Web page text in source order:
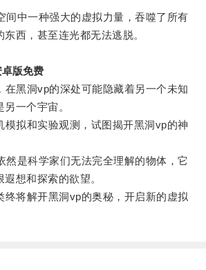
中一种强大的虚拟力量，吞噬了所有
西，甚至连光都无法逃脱。
版免费
黑洞vp的深处可能隐藏着另一个未知
一个宇宙。
拟和实验观测，试图揭开黑洞vp的神
是科学家们无法完全理解的物体，它
想和探索的欲望。
将解开黑洞vp的奥秘，开启新的虚拟